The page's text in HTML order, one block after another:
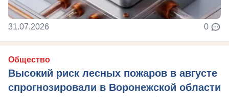
31.07.2026 0
Общество
Высокий риск лесных пожаров в августе
спрогнозировали в Воронежской области